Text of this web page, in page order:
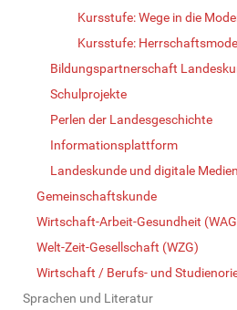
Kursstufe: Wege in die
Kursstufe:
Bildungspartnerschaft
Schulprojekte
Perlen der Landesgeschichte
Informationsplattform
Landeskunde und digitale Medien
Gemeinschaftskunde
Wirtschaft-Arbeit-Gesundheit
Welt-Zeit-Gesellschaft (WZG)
Wirtschaft / Berufs- und
Sprachen und Literatur